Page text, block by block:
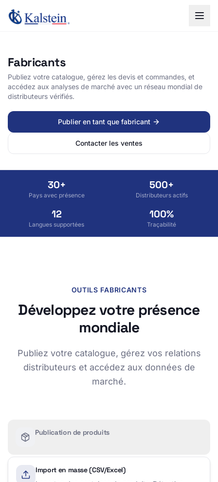
Fabricants
Publiez votre catalogue, gérez les devis et commandes, et
accédez aux analyses de marché avec un réseau mondial de
distributeurs vérifiés.
Publier en tant que fabricant
Contacter les ventes
30+
Pays avec présence
500+
Distributeurs actifs
12
Langues supportées
100%
Traçabilité
OUTILS FABRICANTS
Développez votre présence
mondiale
Publiez votre catalogue, gérez vos relations
distributeurs et accédez aux données de
marché.
Publication de produits
Import en masse (CSV/Excel)